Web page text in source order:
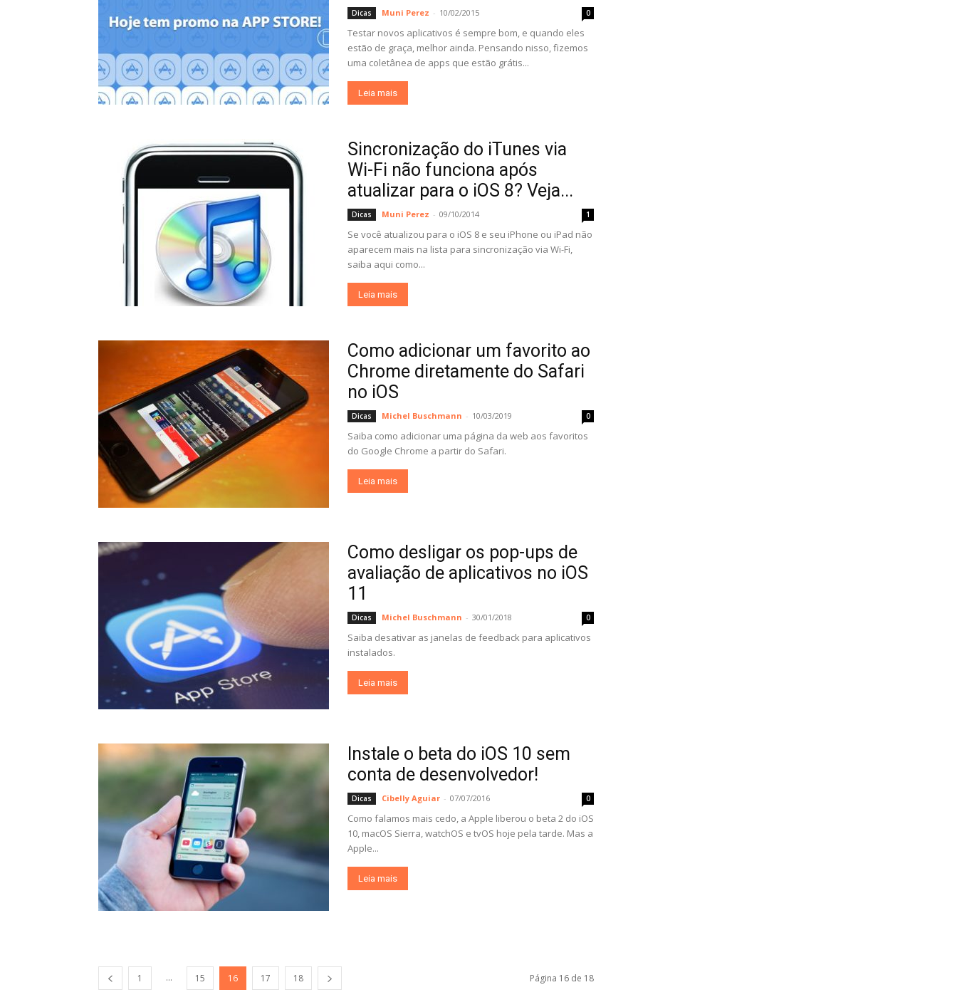
Dicas Muni Perez - 10/02/2015 0
Testar novos aplicativos é sempre bom, e quando eles
estão de graça, melhor ainda. Pensando nisso, fizemos
uma coletânea de apps que estão grátis...
Leia mais
Sincronização do iTunes via
Wi-Fi não funciona após
atualizar para o iOS 8? Veja...
Dicas Muni Perez - 09/10/2014 1
Se você atualizou para o iOS 8 e seu iPhone ou iPad não
aparecem mais na lista para sincronização via Wi-Fi,
saiba aqui como...
Leia mais
Como adicionar um favorito ao
Chrome diretamente do Safari
no iOS
Dicas Michel Buschmann - 10/03/2019 0
Saiba como adicionar uma página da web aos favoritos
do Google Chrome a partir do Safari.
Leia mais
Como desligar os pop-ups de
avaliação de aplicativos no iOS
11
Dicas Michel Buschmann - 30/01/2018 0
Saiba desativar as janelas de feedback para aplicativos
instalados.
Leia mais
Instale o beta do iOS 10 sem
conta de desenvolvedor!
Dicas Cibelly Aguiar - 07/07/2016 0
Como falamos mais cedo, a Apple liberou o beta 2 do iOS
10, macOS Sierra, watchOS e tvOS hoje pela tarde. Mas a
Apple...
Leia mais
1 ... 15 16 17 18 Página 16 de 18